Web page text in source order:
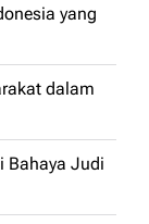
yang
dalam
Bahaya Judi